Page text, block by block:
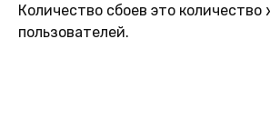
Количество сбоев это количество
пользователей.